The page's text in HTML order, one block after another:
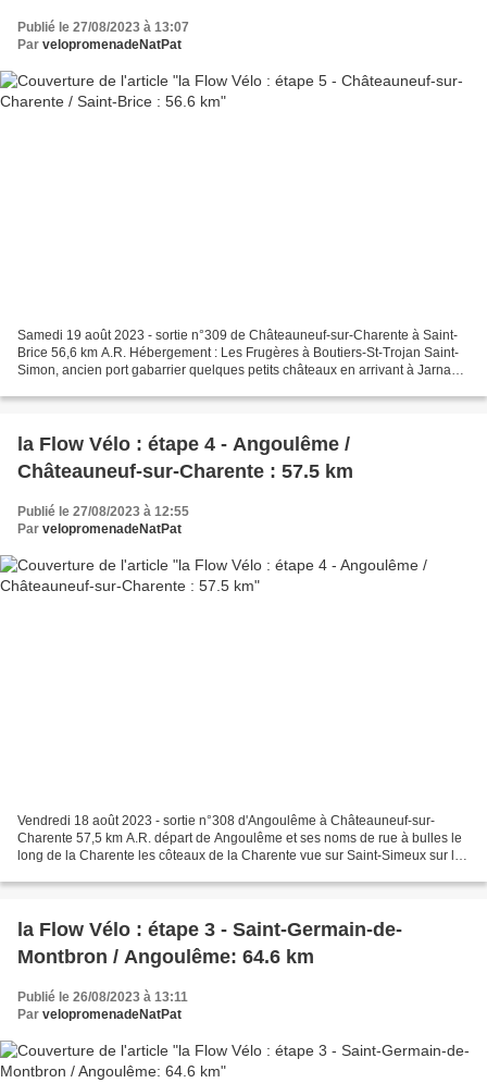
Publié le 27/08/2023 à 13:07
Par velopromenadeNatPat
Samedi 19 août 2023 - sortie n°309 de Châteauneuf-sur-Charente à Saint-
Brice 56,6 km A.R. Hébergement : Les Frugères à Boutiers-St-Trojan Saint-
Simon, ancien port gabarrier quelques petits châteaux en arrivant à Jarnac
la Flow Vélo : étape 4 - Angoulême /
Châteauneuf-sur-Charente : 57.5 km
Publié le 27/08/2023 à 12:55
Par velopromenadeNatPat
Vendredi 18 août 2023 - sortie n°308 d'Angoulême à Châteauneuf-sur-
Charente 57,5 km A.R. départ de Angoulême et ses noms de rue à bulles le
long de la Charente les côteaux de la Charente vue sur Saint-Simeux sur la
la Flow Vélo : étape 3 - Saint-Germain-de-
Montbron / Angoulême: 64.6 km
Publié le 26/08/2023 à 13:11
Par velopromenadeNatPat